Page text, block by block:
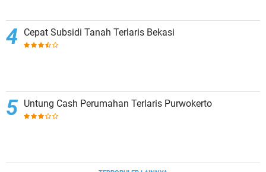
Cepat Subsidi Tanah Terlaris Bekasi
Untung Cash Perumahan Terlaris Purwokerto